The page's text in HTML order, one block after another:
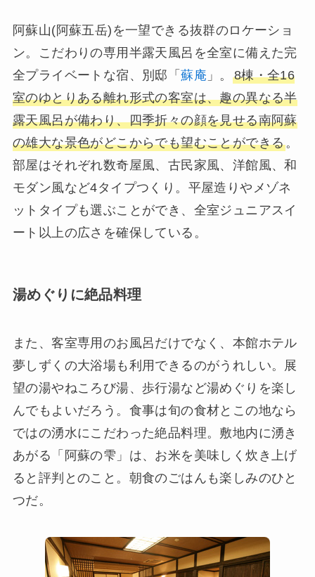
阿蘇山(阿蘇五岳)を一望できる抜群のロケーショ
ン。こだわりの専用半露天風呂を全室に備えた完
全プライベートな宿、別邸「蘇庵 」。 8棟・全16
室のゆとりある離れ形式の客室は、趣の異なる半
露天風呂が備わり、四季折々の顔を見せる南阿蘇
の雄大な景色がどこからでも望むことができる。
部屋はそれぞれ数奇屋風、古民家風、洋館風、和
モダン風など4タイプつくり。平屋造りやメゾネ
ットタイプも選ぶことができ、全室ジュニアスイ
ート以上の広さを確保している。
湯めぐりに絶品料理
また、客室専用のお風呂だけでなく、本館ホテル
夢しずくの大浴場も利用できるのがうれしい。展
望の湯やねころび湯、歩行湯など湯めぐりを楽し
んでもよいだろう。食事は旬の食材とこの地なら
ではの湧水にこだわった絶品料理。敷地内に湧き
あがる「阿蘇の雫」は、お米を美味しく炊き上げ
ると評判とのこと。朝食のごはんも楽しみのひと
つだ。